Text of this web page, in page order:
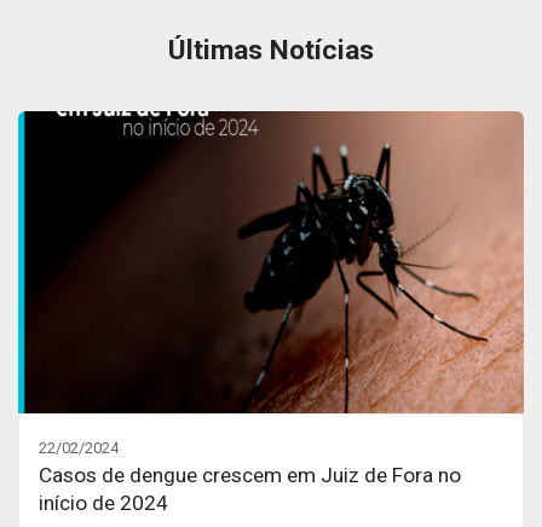
Últimas Notícias
22/02/2024
Casos de dengue crescem em Juiz de Fora no
início de 2024